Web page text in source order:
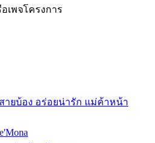
เพจโครงการ
สายบ้อง อร่อยน่ารัก แม่ค้าหน้า